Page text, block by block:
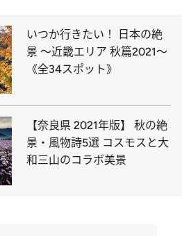
いつか行きたい！ 日本の絶
景 ～近畿エリア 秋篇2021～
《全34スポット》
【奈良県 2021年版】 秋の絶
景・風物詩5選 コスモスと大
和三山のコラボ美景